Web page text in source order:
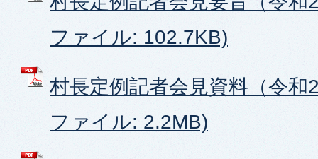
ファイル: 102.7KB)
村長定例記者会見資料（令和
ファイル: 2.2MB)